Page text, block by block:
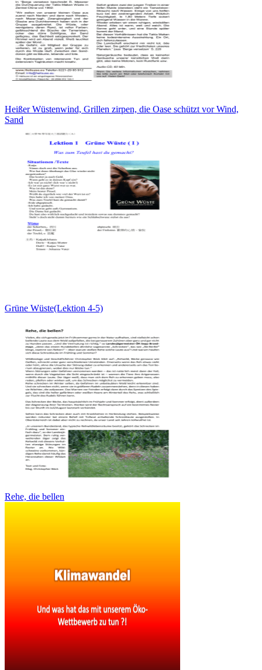
Heißer Wüstenwind, Grillen zirpen, die Oase schützt vor Wind,
Sand
Grüne Wüste(Lektion 4-5)
Rehe, die bellen